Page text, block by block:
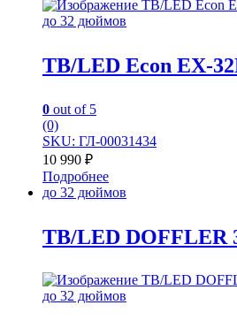
до 32 дюймов
TB/LED Econ EX-
0 out of 5
(0)
SKU: ГЛ-00031434
10 990 ₽
Подробнее
до 32 дюймов
TB/LED DOFFLER
до 32 дюймов